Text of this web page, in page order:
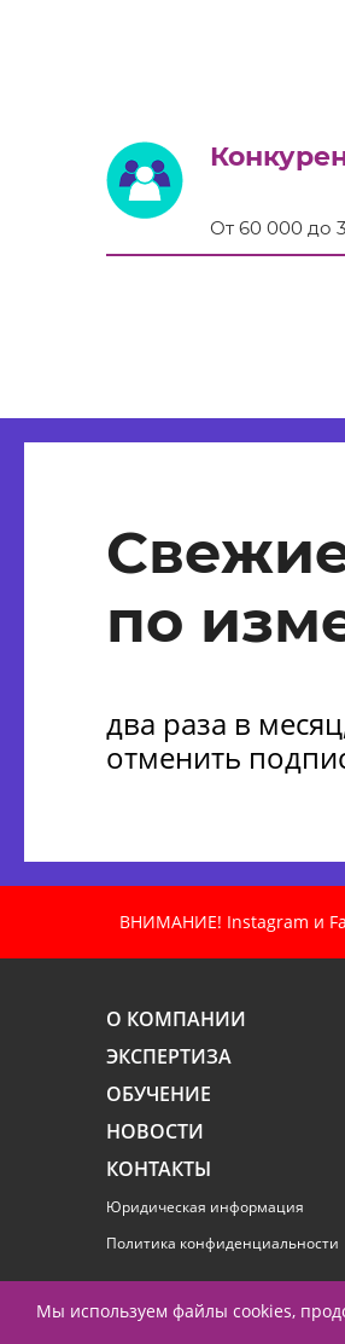
От 60 000 до
по
два раза в
отменить
ВНИМАНИЕ! Instagram и
О КОМПАНИИ
ЭКСПЕРТИЗА
ОБУЧЕНИЕ
НОВОСТИ
КОНТАКТЫ
Юридическая информация
Политика конфиденциальности
Мы используем файлы cookies,